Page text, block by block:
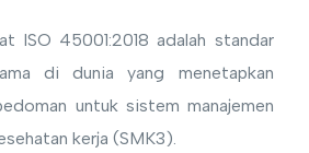
ISO 45001:2018 adalah standar
di dunia yang menetapkan
untuk sistem manajemen
kerja (SMK3).